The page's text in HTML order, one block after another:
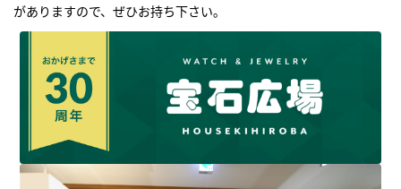
がありますので、ぜひお持ち下さい｡